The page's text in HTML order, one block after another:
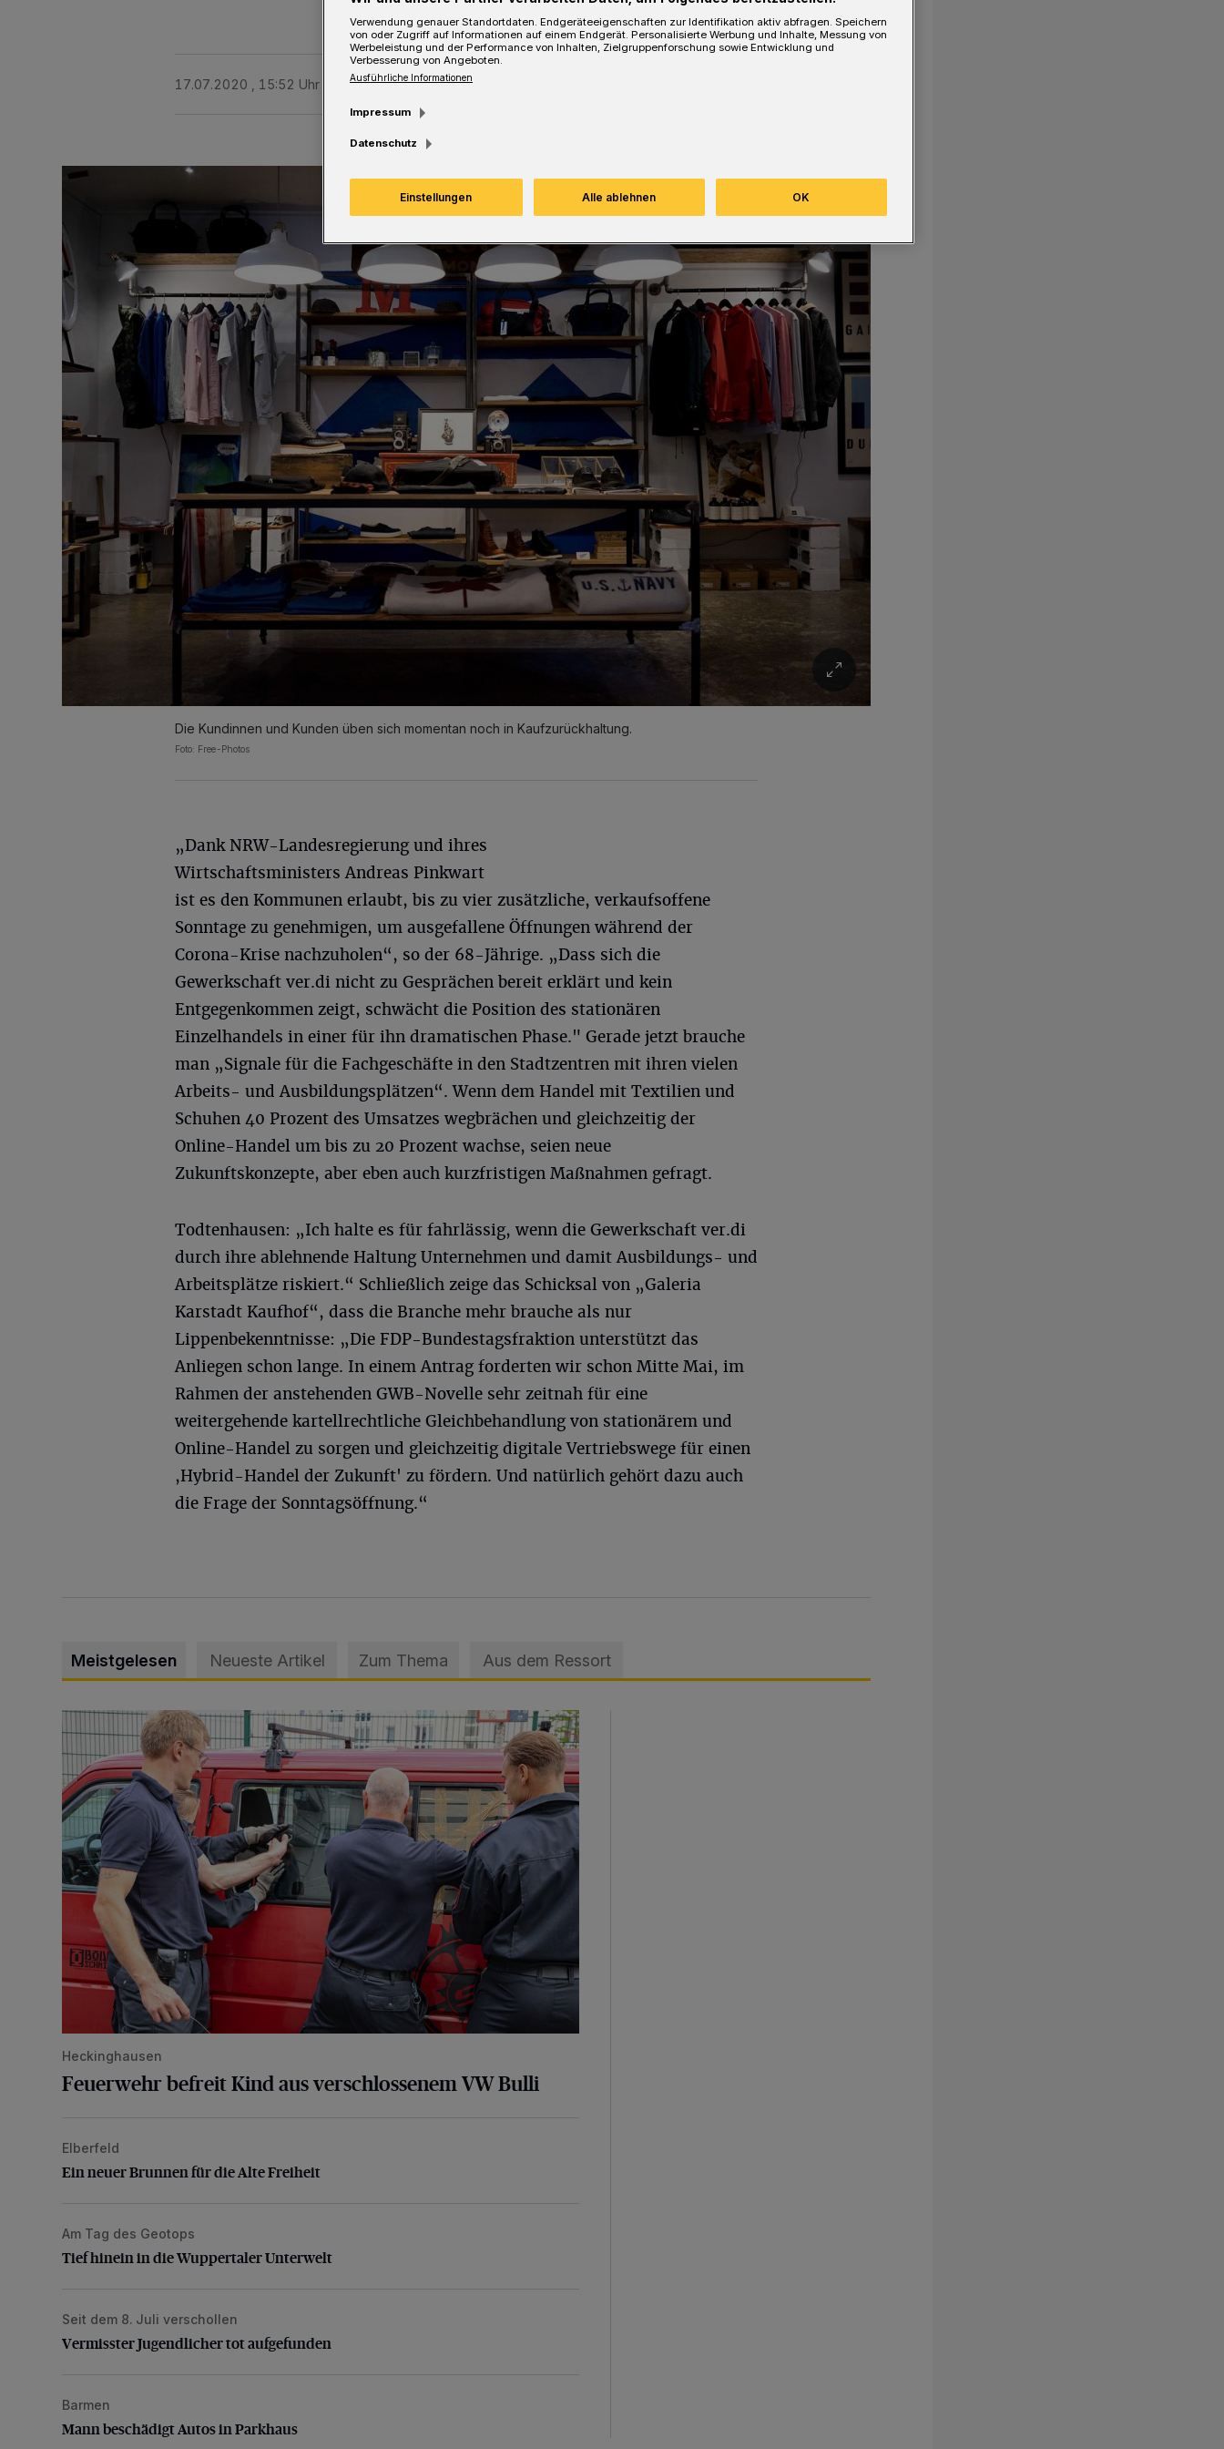
17.07.2020 , 15:52 Uhr Eine Minute Lesezeit
Die Kundinnen und Kunden üben sich momentan noch in Kaufzurückhaltung.
Foto: Free-Photos
„Dank NRW-Landesregierung und ihres
Wirtschaftsministers Andreas Pinkwart
ist es den Kommunen erlaubt, bis zu vier zusätzliche, verkaufsoffene
Sonntage zu genehmigen, um ausgefallene Öffnungen während der
Corona-Krise nachzuholen“, so der 68-Jährige. „Dass sich die
Gewerkschaft ver.di nicht zu Gesprächen bereit erklärt und kein
Entgegenkommen zeigt, schwächt die Position des stationären
Einzelhandels in einer für ihn dramatischen Phase." Gerade jetzt brauche
man „Signale für die Fachgeschäfte in den Stadtzentren mit ihren vielen
Arbeits- und Ausbildungsplätzen“. Wenn dem Handel mit Textilien und
Schuhen 40 Prozent des Umsatzes wegbrächen und gleichzeitig der
Online-Handel um bis zu 20 Prozent wachse, seien neue
Zukunftskonzepte, aber eben auch kurzfristigen Maßnahmen gefragt.
Todtenhausen: „Ich halte es für fahrlässig, wenn die Gewerkschaft ver.di
durch ihre ablehnende Haltung Unternehmen und damit Ausbildungs- und
Arbeitsplätze riskiert.“ Schließlich zeige das Schicksal von „Galeria
Karstadt Kaufhof“, dass die Branche mehr brauche als nur
Lippenbekenntnisse: „Die FDP-Bundestagsfraktion unterstützt das
Anliegen schon lange. In einem Antrag forderten wir schon Mitte Mai, im
Rahmen der anstehenden GWB-Novelle sehr zeitnah für eine
weitergehende kartellrechtliche Gleichbehandlung von stationärem und
Online-Handel zu sorgen und gleichzeitig digitale Vertriebswege für einen
,Hybrid-Handel der Zukunft' zu fördern. Und natürlich gehört dazu auch
die Frage der Sonntagsöffnung.“
Meistgelesen Neueste Artikel Zum Thema Aus dem Ressort
Feuerwehr befreit Kind aus verschlossenem VW Bulli
Heckinghausen
Feuerwehr befreit Kind aus verschlossenem VW Bulli
Ein neuer Brunnen für die Alte Freiheit
Elberfeld
Ein neuer Brunnen für die Alte Freiheit
Tief hinein in die Wuppertaler Unterwelt
Am Tag des Geotops
Tief hinein in die Wuppertaler Unterwelt
Vermisster Jugendlicher tot aufgefunden
Seit dem 8. Juli verschollen
Vermisster Jugendlicher tot aufgefunden
Mann beschädigt Autos in Parkhaus
Barmen
Mann beschädigt Autos in Parkhaus
Verwendung genauer Standortdaten. Endgeräteeigenschaften zur Identifikation aktiv abfragen. Speichern
von oder Zugriff auf Informationen auf einem Endgerät. Personalisierte Werbung und Inhalte, Messung von
Werbeleistung und der Performance von Inhalten, Zielgruppenforschung sowie Entwicklung und
Verbesserung von Angeboten.
Ausführliche Informationen
Impressum
Datenschutz
Einstellungen Alle ablehnen OK